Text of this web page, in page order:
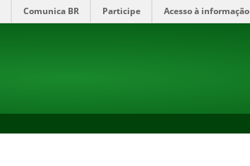
Comunica BR Participe Acesso à informação